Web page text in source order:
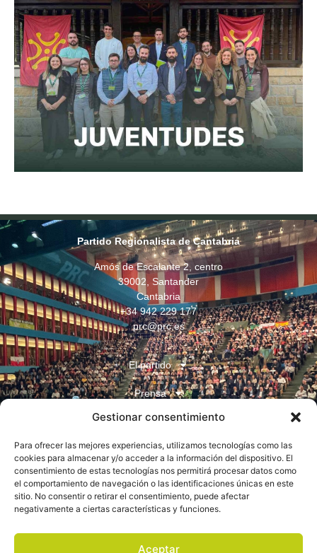
Gestionar consentimiento
Para ofrecer las mejores experiencias, utilizamos tecnologías como las
cookies para almacenar y/o acceder a la información del dispositivo. El
consentimiento de estas tecnologías nos permitirá procesar datos como
el comportamiento de navegación o las identificaciones únicas en este
sitio. No consentir o retirar el consentimiento, puede afectar
negativamente a ciertas características y funciones.
Aceptar
Partido Regionalista de Cantabria
Amós de Escalante 2, centro
39002, Santander
Cantabria
+34 942 229 177
prc@prc.es
El partido
Prensa
Juventudes
Contacto